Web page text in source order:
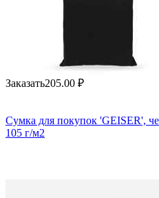
Заказать205.00 ₽
Сумка для покупок 'GEISER',
105 г/м2